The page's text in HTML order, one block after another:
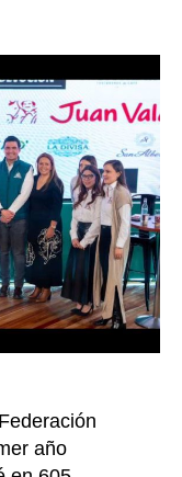
para
más
de
556
mil
año